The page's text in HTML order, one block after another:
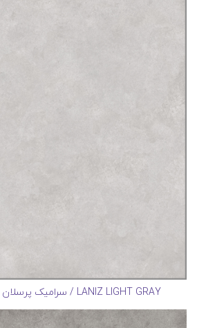
LANIZ LIGHT GRAY / سرامیک پرسلان لانیر طوسی روشن